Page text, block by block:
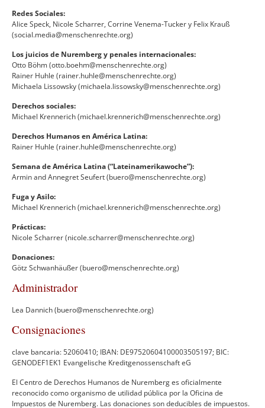
Redes Sociales:
Alice Speck, Nicole Scharrer, Corrine Venema-Tucker y Felix Krauß
(social.media@menschenrechte.org)
Los juicios de Nuremberg y penales internacionales:
Otto Böhm (otto.boehm@menschenrechte.org)
Rainer Huhle (rainer.huhle@menschenrechte.org)
Michaela Lissowsky (michaela.lissowsky@menschenrechte.org)
Derechos sociales:
Michael Krennerich (michael.krennerich@menschenrechte.org)
Derechos Humanos en América Latina:
Rainer Huhle (rainer.huhle@menschenrechte.org)
Semana de América Latina (“Lateinamerikawoche”):
Armin and Annegret Seufert (buero@menschenrechte.org)
Fuga y Asilo:
Michael Krennerich (michael.krennerich@menschenrechte.org)
Prácticas:
Nicole Scharrer (nicole.scharrer@menschenrechte.org)
Donaciones:
Götz Schwanhäußer (buero@menschenrechte.org)
Administrador
Lea Dannich (buero@menschenrechte.org)
Consignaciones
clave bancaria: 52060410; IBAN: DE97520604100003505197; BIC:
GENODEF1EK1 Evangelische Kreditgenossenschaft eG
El Centro de Derechos Humanos de Nuremberg es oficialmente
reconocido como organismo de utilidad pública por la Oficina de
Impuestos de Nuremberg. Las donaciones son deducibles de impuestos.